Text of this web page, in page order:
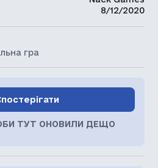
8/12/2020
гра
ТУТ ОНОВИЛИ ДЕЩО